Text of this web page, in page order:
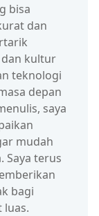
bisa
dan
kultur
teknologi
depan
saya
mudah
Saya terus
bagi
luas.